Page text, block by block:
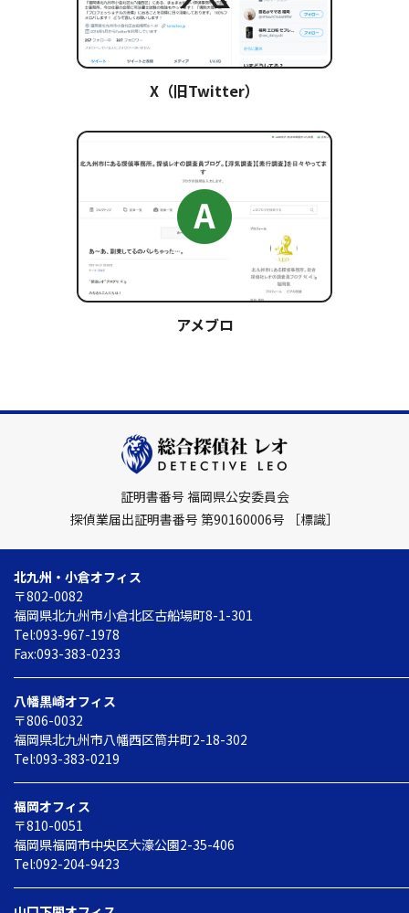
X（旧Twitter）
アメブロ
証明書番号 福岡県公安委員会
探偵業届出証明書番号 第90160006号
［標識］
北九州・小倉オフィス
〒802-0082
福岡県北九州市小倉北区古船場町8-1-301
Tel:093-967-1978
Fax:093-383-0233
八幡黒崎オフィス
〒806-0032
福岡県北九州市八幡西区筒井町2-18-302
Tel:093-383-0219
福岡オフィス
〒810-0051
福岡県福岡市中央区大濠公園2-35-406
Tel:092-204-9423